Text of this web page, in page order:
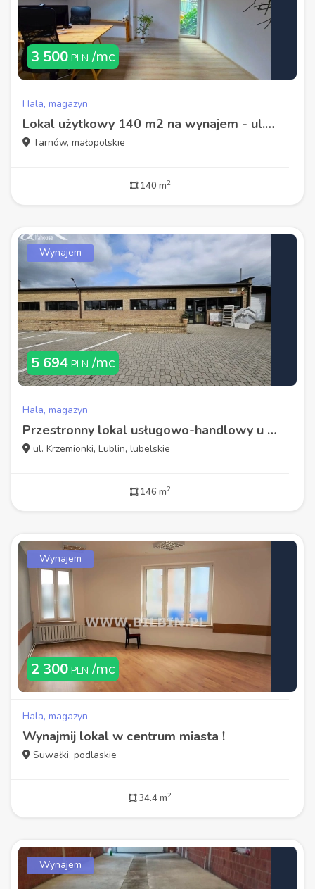
3 500 PLN /mc
Hala, magazyn
Lokal użytkowy 140 m2 na wynajem - ul. Narutowicza
Tarnów, małopolskie
140 m2
Wynajem
5 694 PLN /mc
Hala, magazyn
Przestronny lokal usługowo-handlowy u zbiegu ul. Ł
ul. Krzemionki, Lublin, lubelskie
146 m2
Wynajem
2 300 PLN /mc
Hala, magazyn
Wynajmij lokal w centrum miasta !
Suwałki, podlaskie
34.4 m2
Wynajem